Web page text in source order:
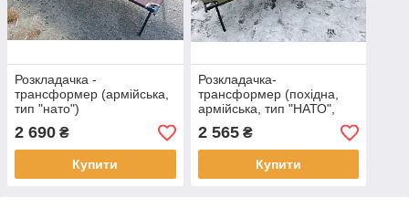
Розкладачка -
трансформер (армійська,
тип "нато")
2 690 ₴
Купити
Розкладачка-
трансформер (похідна,
армійська, тип "НАТО",
тканина Етна)
2 565₴
Купити